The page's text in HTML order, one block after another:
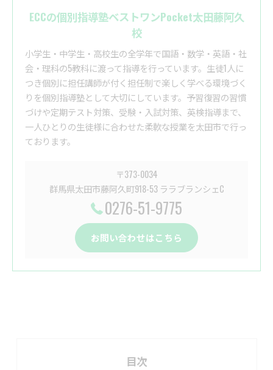
ECCの個別指導塾ベストワンPocket太田藤阿久
校
小学生・中学生・高校生の全学年で国語・数学・英語・社
会・理科の5教科に渡って指導を行っています。生徒1人に
つき個別に担任講師が付く担任制で楽しく学べる環境づく
りを個別指導塾として大切にしています。予習復習の習慣
づけや定期テスト対策、受験・入試対策、英検指導まで、
一人ひとりの生徒様に合わせた柔軟な授業を太田市で行っ
ております。
〒373-0034
群馬県太田市藤阿久町918-53 ララブランシェC
0276-51-9775
お問い合わせはこちら
目次